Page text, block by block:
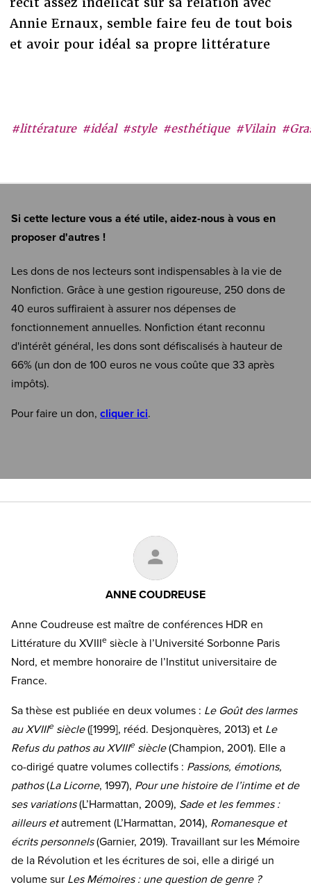
#littérature #idéal #style #esthétique #Vilain
Annie Ernaux, semble faire feu de tout bois
et avoir pour idéal sa propre littérature
Si cette lecture vous a été utile, aidez-nous à vous en
proposer d'autres !
Les dons de nos lecteurs sont indispensables à la vie de
Nonfiction. Grâce à une gestion rigoureuse, 250 dons de
40 euros suffiraient à assurer nos dépenses de
fonctionnement annuelles. Nonfiction étant reconnu
d'intérêt général, les dons sont défiscalisés à hauteur de
66% (un don de 100 euros ne vous coûte que 33 après
impôts).
Pour faire un don, cliquer ici.
ANNE COUDREUSE
Anne Coudreuse est maître de conférences HDR en
Littérature du XVIIIe siècle à l’Université Sorbonne Paris
Nord, et membre honoraire de l’Institut universitaire de
France.
Sa thèse est publiée en deux volumes : Le Goût des larmes
au XVIIIe siècle([1999], rééd. Desjonquères, 2013) et Le
Refus du pathos au XVIIIe siècle(Champion, 2001). Elle a
co-dirigé quatre volumes collectifs : Passions, émotions,
pathos(La Licorne, 1997), Pour une histoire de l’intime et de
ses variations(L’Harmattan, 2009), Sade et les femmes :
ailleurs etautrement (L’Harmattan, 2014), Romanesque et
écrits personnels(Garnier, 2019). Travaillant sur les Mémoire
de la Révolution et les écritures de soi, elle a dirigé un
volume sur Les Mémoires : une question de genre ?